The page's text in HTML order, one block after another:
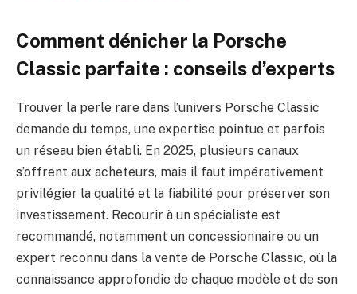
Comment dénicher la Porsche
Classic parfaite : conseils d’experts
Trouver la perle rare dans l’univers Porsche Classic
demande du temps, une expertise pointue et parfois
un réseau bien établi. En 2025, plusieurs canaux
s’offrent aux acheteurs, mais il faut impérativement
privilégier la qualité et la fiabilité pour préserver son
investissement. Recourir à un spécialiste est
recommandé, notamment un concessionnaire ou un
expert reconnu dans la vente de Porsche Classic, où la
connaissance approfondie de chaque modèle et de son